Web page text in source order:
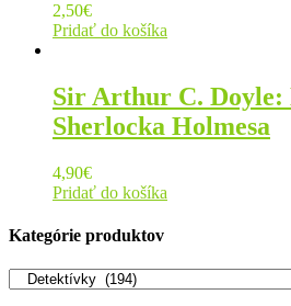
2,50€
Pridať do košíka
Sir Arthur C. Doyle:
Sherlocka Holmesa
4,90€
Pridať do košíka
Kategórie produktov